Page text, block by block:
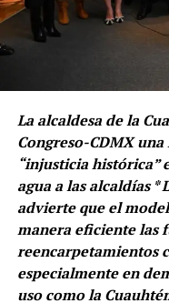
La alcaldesa de la
Congreso-CDMX
“injusticia histórica”
agua a las alcaldías
advierte que el
manera eficiente las
reencarpetamientos
especialmente en
uso como la